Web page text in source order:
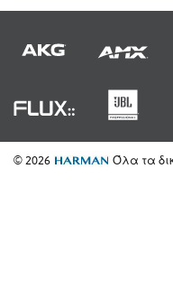
© 2026 Όλα τα